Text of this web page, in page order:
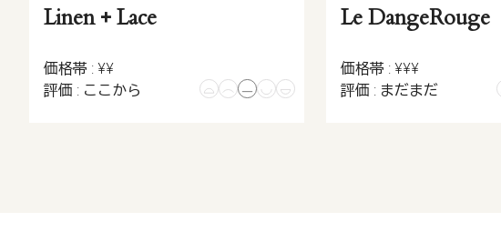
Linen + Lace
価格帯 : ¥¥
評価 : ここから
Le DangeRouge
価格帯 : ¥¥¥
評価 : まだまだ